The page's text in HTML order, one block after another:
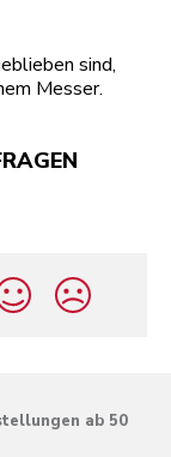
sind,
Messer.
ab 50